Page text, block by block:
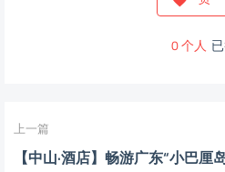
0个人
上一篇